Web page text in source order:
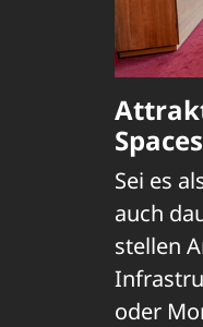
Spaces
Sei es
auch
stellen
oder